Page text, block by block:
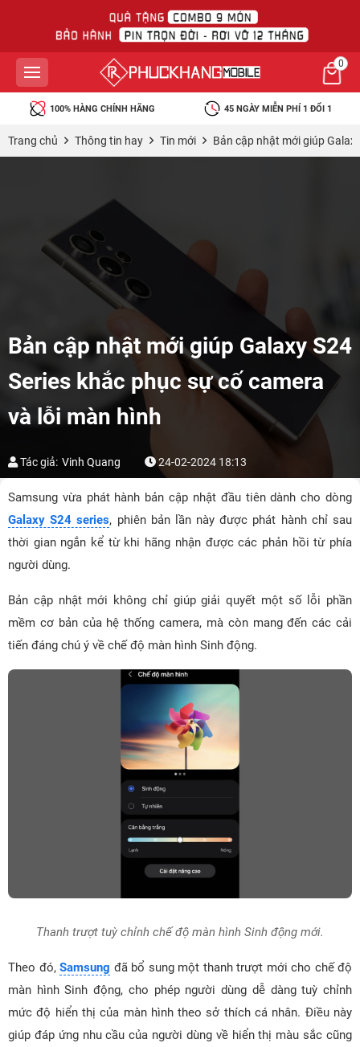
0
100% HÀNG CHÍNH HÃNG 45 NGÀY MIỄN PHÍ 1 ĐỔI 1
Trang chủ Thông tin hay Tin mới Bản cập nhật mới giúp
Bản cập nhật mới giúp Galaxy S24
Series khắc phục sự cố camera
và lỗi màn hình
Tác giả: Vinh Quang 24-02-2024 18:13
Samsung vừa phát hành bản cập nhật đầu tiên dành cho dòng
Galaxy S24 series, phiên bản lần này được phát hành chỉ sau
thời gian ngắn kể từ khi hãng nhận được các phản hồi từ phía
người dùng.
Bản cập nhật mới không chỉ giúp giải quyết một số lỗi phần
mềm cơ bản của hệ thống camera, mà còn mang đến các cải
tiến đáng chú ý về chế độ màn hình Sinh động.
Thanh trượt tuỳ chỉnh chế độ màn hình Sinh động mới.
Theo đó, Samsung đã bổ sung một thanh trượt mới cho chế độ
màn hình Sinh động, cho phép người dùng dễ dàng tuỳ chỉnh
mức độ hiển thị của màn hình theo sở thích cá nhân. Điều này
giúp đáp ứng nhu cầu của người dùng về hiển thị màu sắc cũng